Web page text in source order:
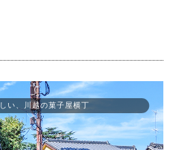
い、川越の菓子屋横丁